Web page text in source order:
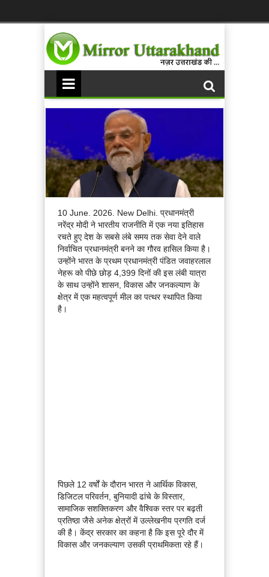
10 June. 2026. New Delhi. प्रधानमंत्री
नरेंद्र मोदी ने भारतीय राजनीति में एक नया इतिहास
रचते हुए देश के सबसे लंबे समय तक सेवा देने वाले
निर्वाचित प्रधानमंत्री बनने का गौरव हासिल किया है।
उन्होंने भारत के प्रथम प्रधानमंत्री पंडित जवाहरलाल
नेहरू को पीछे छोड़ 4,399 दिनों की इस लंबी यात्रा
के साथ उन्होंने शासन, विकास और जनकल्याण के
क्षेत्र में एक महत्वपूर्ण मील का पत्थर स्थापित किया
है।
पिछले 12 वर्षों के दौरान भारत ने आर्थिक विकास,
डिजिटल परिवर्तन, बुनियादी ढांचे के विस्तार,
सामाजिक सशक्तिकरण और वैश्विक स्तर पर बढ़ती
प्रतिष्ठा जैसे अनेक क्षेत्रों में उल्लेखनीय प्रगति दर्ज
की है। केंद्र सरकार का कहना है कि इस पूरे दौर में
विकास और जनकल्याण उसकी प्राथमिकता रहे हैं।